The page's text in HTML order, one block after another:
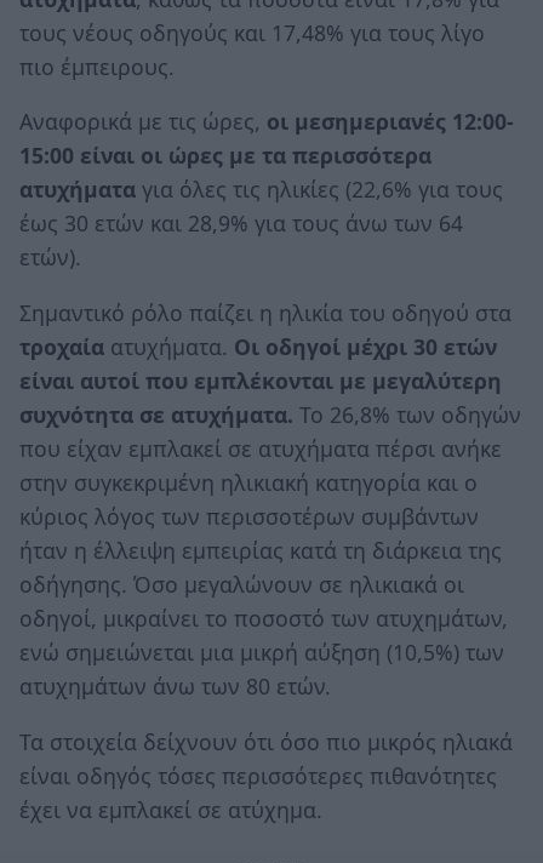
τους νέους οδηγούς και 17,48% για τους λίγο
πιο έμπειρους.
Αναφορικά με τις ώρες, οι μεσημεριανές 12:00-
15:00 είναι οι ώρες με τα περισσότερα
ατυχήματα για όλες τις ηλικίες (22,6% για τους
έως 30 ετών και 28,9% για τους άνω των 64
ετών).
Σημαντικό ρόλο παίζει η ηλικία του οδηγού στα
τροχαία ατυχήματα. Οι οδηγοί μέχρι 30 ετών
είναι αυτοί που εμπλέκονται με μεγαλύτερη
συχνότητα σε ατυχήματα. Το 26,8% των οδηγών
που είχαν εμπλακεί σε ατυχήματα πέρσι ανήκε
στην συγκεκριμένη ηλικιακή κατηγορία και ο
κύριος λόγος των περισσοτέρων συμβάντων
ήταν η έλλειψη εμπειρίας κατά τη διάρκεια της
οδήγησης. Όσο μεγαλώνουν σε ηλικιακά οι
οδηγοί, μικραίνει το ποσοστό των ατυχημάτων,
ενώ σημειώνεται μια μικρή αύξηση (10,5%) των
ατυχημάτων άνω των 80 ετών.
Τα στοιχεία δείχνουν ότι όσο πιο μικρός ηλιακά
είναι οδηγός τόσες περισσότερες πιθανότητες
έχει να εμπλακεί σε ατύχημα.